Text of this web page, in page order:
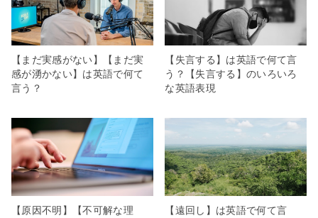
【まだ実感がない】【まだ実
感が湧かない】は英語で何て
言う？
【失言する】は英語で何て言
う？【失言する】のいろいろ
な英語表現
【原因不明】【不可解な理
【遠回し】は英語で何て言